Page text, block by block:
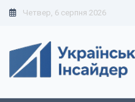
Четвер, 6 серпня 2026